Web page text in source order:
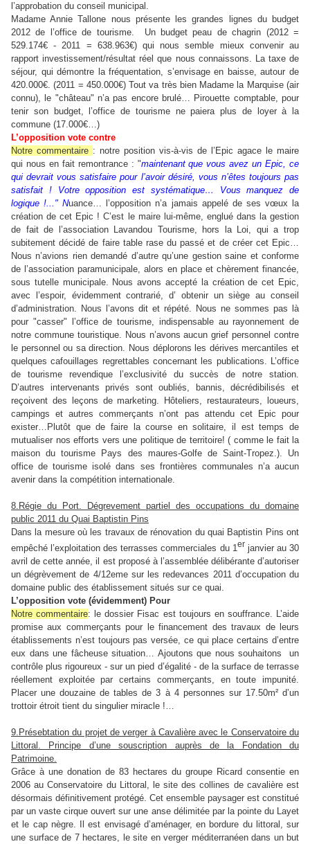
l’approbation du conseil municipal.
Madame Annie Tallone nous présente les grandes lignes du budget
2012 de l’office de tourisme.
Un budget peau de chagrin (2012 =
529.174€ - 2011 = 638.963€) qui nous semble mieux convenir au
rapport investissement/résultat réel que nous connaissons. La taxe de
séjour, qui démontre la fréquentation, s’envisage en baisse, autour de
420.000€. (2011 = 450.000€) Tout va très bien Madame la Marquise (air
connu), le "château" n’a pas encore brulé… Pirouette comptable, pour
tenir son budget, l’office de tourisme ne paiera plus de loyer à la
commune (17.000€…)
L’opposition vote contre
Notre commentaire : notre position vis-à-vis de l’Epic agace le maire
qui nous en fait remontrance : "maintenant que vous avez un Epic, ce
qui devrait vous satisfaire pour l’avoir désiré, vous n’êtes toujours pas
satisfait ! Votre opposition est systématique… Vous manquez de
logique !..." Nuance… l’opposition n’a jamais appelé de ses vœux la
création de cet Epic ! C’est le maire lui-même, englué dans la gestion
de fait de l’association Lavandou Tourisme, hors la Loi, qui a trop
subitement décidé de faire table rase du passé et de créer cet Epic…
Nous n’avions rien demandé d’autre qu’une gestion saine et conforme
de l’association paramunicipale, alors en place et chèrement financée,
sous tutelle municipale. Nous avons accepté la création de cet Epic,
avec l’espoir, évidemment contrarié, d’ obtenir un siège au conseil
d’administration. Nous l’avons dit et répété. Nous ne sommes pas là
pour "casser" l’office de tourisme, indispensable au rayonnement de
notre commune touristique. Nous n’avons aucun grief personnel contre
le personnel ou sa direction. Nous déplorons les dérives mercantiles et
quelques cafouillages regrettables concernant les publications. L’office
de tourisme revendique l’exclusivité du succès de notre station.
D’autres intervenants privés sont oubliés, bannis, décrédibilisés et
reçoivent des leçons de marketing. Hôteliers, restaurateurs, loueurs,
campings et autres commerçants n’ont pas attendu cet Epic pour
exister… Plutôt que de faire la course en solitaire, il est temps de
mutualiser nos efforts vers une politique de territoire! ( comme le fait la
maison du tourisme Pays des maures-Golfe de Saint-Tropez.). Un
office de tourisme isolé dans ses frontières communales n’a aucun
avenir dans la compétition internationale.
8.Régie du Port. Dégrevement partiel des occupations du domaine
public 2011 du Quai Baptistin Pins
Dans la mesure où les travaux de rénovation du quai Baptistin Pins ont
empêché l’exploitation des terrasses commerciales du 1er janvier au 30
avril de cette année, il est proposé à l’assemblée délibérante d’autoriser
un dégrèvement de 4/12eme sur les redevances 2011 d’occupation du
domaine public des établissement situés sur ce quai.
L’opposition vote (évidemment) Pour
Notre commentaire: le dossier Fisac est toujours en souffrance. L’aide
promise aux commerçants pour le financement des travaux de leurs
établissements n’est toujours pas versée, ce qui place certains d’entre
eux dans une fâcheuse situation… Ajoutons que nous souhaitons
un
contrôle plus rigoureux - sur un pied d’égalité - de la surface de terrasse
réellement exploitée par certains commerçants, en toute impunité.
Placer une douzaine de tables de 3 à 4 personnes sur 17.50m² d’un
trottoir étroit tient du singulier miracle !…
9.Présebtation du projet de verger à Cavalière avec le Conservatoire du
Littoral. Principe d’une souscription auprès de la Fondation du
Patrimoine.
Grâce à une donation de 83 hectares du groupe Ricard consentie en
2006 au Conservatoire du Littoral, le site des collines de cavalière est
désormais définitivement protégé. Cet ensemble paysager est constitué
par un vaste cirque ouvert sur une anse délimitée par la pointe du Layet
et le cap nègre. Il est envisagé d’aménager, en bordure du littoral, sur
une surface de 7 hectares, le site en verger méditerranéen dans un but